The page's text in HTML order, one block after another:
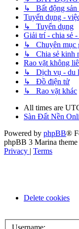
↳ Bất động sản
Tuyển dụng -
↳ Tuyển dụng
Giải trí - chia sẻ
↳ Chuyên mục
↳ Chia sẻ kinh
Rao vặt không
↳ Dịch vụ - du
↳ Đồ điện tử
↳ Rao vặt khác
All times are
Sàn Đất Nền
Powered by phpBB®
phpBB 3 Marina
Privacy | Terms
Delete cookies
Username: